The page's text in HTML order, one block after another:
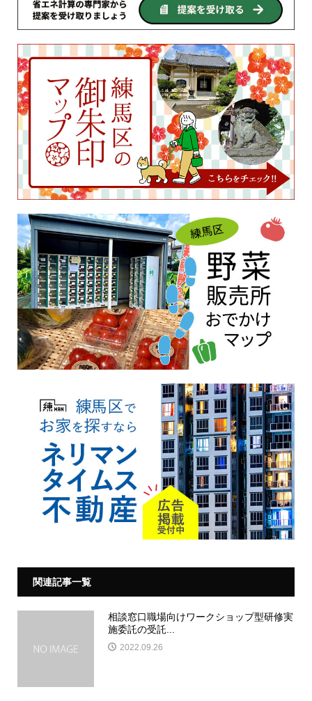
関連記事一覧
相談窓口職場向けワークショップ型研修実
施委託の受託...
2022.09.26